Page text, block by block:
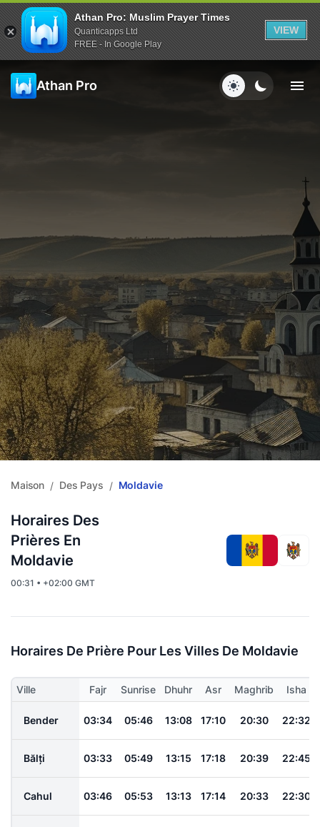
Athan Pro: Muslim Prayer Times
Quanticapps Ltd
FREE - In Google Play
VIEW
Athan Pro
Maison / Des Pays / Moldavie
Horaires Des
Prières En
Moldavie
00:31 • +02:00 GMT
Horaires De Prière Pour Les Villes De Moldavie
Ville Fajr Sunrise Dhuhr Asr Maghrib Isha
Bender 03:34 05:46 13:08 17:10 20:30 22:32
Bălți 03:33 05:49 13:15 17:18 20:39 22:45
Cahul 03:46 05:53 13:13 17:14 20:33 22:30